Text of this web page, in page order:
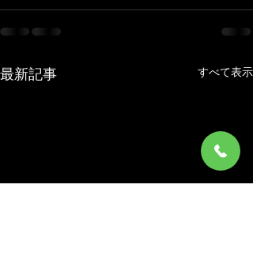
最新記事 すべて表示